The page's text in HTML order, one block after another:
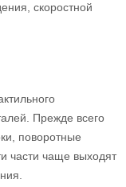
скоростной
Прежде всего
поворотные
части чаще выходят